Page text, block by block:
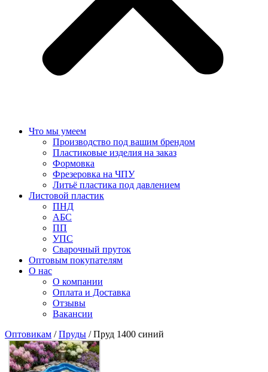
Что мы умеем
Производство под вашим брендом
Пластиковые изделия на заказ
Формовка
Фрезеровка на ЧПУ
Литьё пластика под давлением
Листовой пластик
ПНД
АБС
ПП
УПС
Сварочный пруток
Оптовым покупателям
О нас
О компании
Оплата и Доставка
Отзывы
Вакансии
Оптовикам /Пруды / Пруд 1400 синий